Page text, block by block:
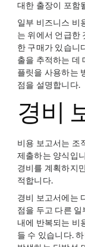
대한 출장이 포함
일부 비즈니스 비
는 위에서 언급한
한 구매가 있습니
출을 추적하는 데
플릿을 사용하는
점을 설명합니다.
경비
비용 보고서는 조
제출하는 양식입
경비를 계획하지
적합니다.
경비 보고서에는
점을 두고 다른
내에 반복되는 비
들 수 있습니다.